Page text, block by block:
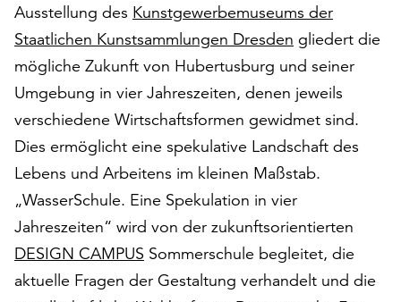
und
widerrufen.
Dafür
steht
Ihnen
am
Ende
der
Seite
die
Schaltfläche
„Cookie-
Einstellungen“
zur
Ausstellung des Kunstgewerbemuseums der
Staatlichen Kunstsammlungen Dresden gliedert die
mögliche Zukunft von Hubertusburg und seiner
Umgebung in vier Jahreszeiten, denen jeweils
verschiedene Wirtschaftsformen gewidmet sind.
Dies ermöglicht eine spekulative Landschaft des
Lebens und Arbeitens im kleinen Maßstab.
„WasserSchule. Eine Spekulation in vier
Jahreszeiten“ wird von der zukunftsorientierten
DESIGN CAMPUS Sommerschule begleitet, die
aktuelle Fragen der Gestaltung verhandelt und die